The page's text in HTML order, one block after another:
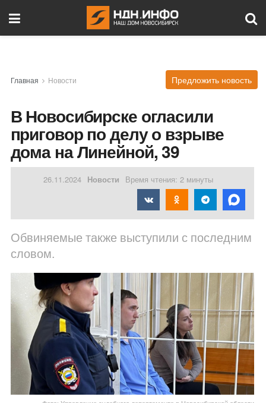
Главная Новости Предложить новость
В Новосибирске огласили
приговор по делу о взрыве
дома на Линейной, 39
26.11.2024 Новости Время чтения: 2 минуты
Обвиняемые также выступили с последним
словом.